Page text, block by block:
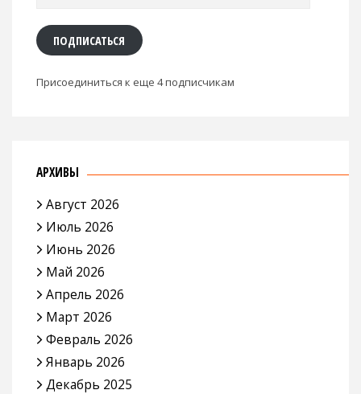
ПОДПИСАТЬСЯ
Присоединиться к еще 4 подписчикам
АРХИВЫ
Август 2026
Июль 2026
Июнь 2026
Май 2026
Апрель 2026
Март 2026
Февраль 2026
Январь 2026
Декабрь 2025